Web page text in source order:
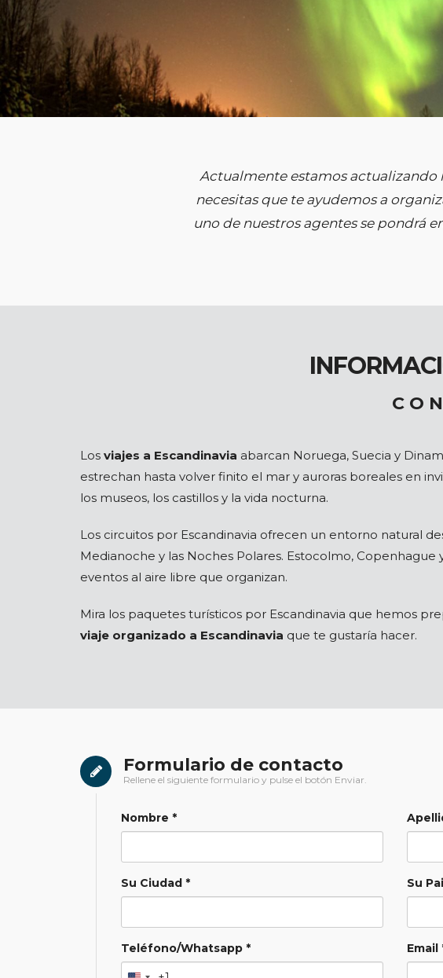
Actualmente estamos actualizando
necesitas que te ayudemos a
uno de nuestros agentes se pondrá
C O
Los viajes a Escandinavia abarcan Noruega, Suecia y
estrechan hasta volver finito el mar y auroras boreales en
los museos, los castillos y la vida nocturna.
Los circuitos por Escandinavia ofrecen un entorno natural
Medianoche y las Noches Polares. Estocolmo,
eventos al aire libre que organizan.
Mira los paquetes turísticos por Escandinavia que hemos
viaje organizado a Escandinavia que te gustaría hacer.
Formulario de contacto
Rellene el siguiente formulario y pulse el botón Enviar.
Nombre *
Su Ciudad * Su
Teléfono/Whatsapp * Email